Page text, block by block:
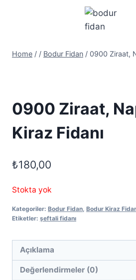
Home / / Bodur Fidan / 0900 Ziraat,
0900 Ziraat,
Kiraz Fidanı
₺180,00
Stokta yok
Kategoriler: Bodur Fidan Bodur Kiraz
Etiketler: şeftali fidanı
Açıklama
Değerlendirmeler (0)